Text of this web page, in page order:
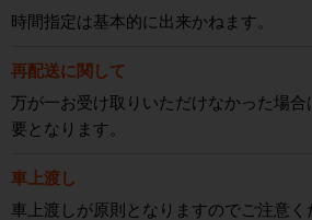
時間指定は基本的に出来かねます。
再配送に関して
万が一お受け取りいただけなかった場
要となります。
車上渡し
車上渡しが原則となりますのでご注意く